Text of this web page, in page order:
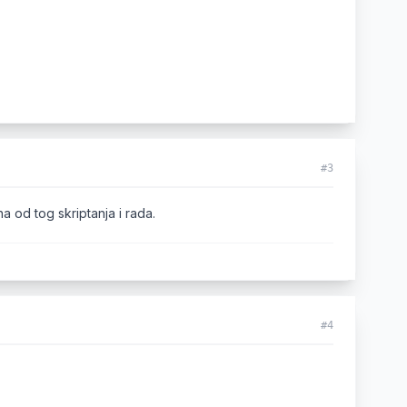
nije potrebno
#3
od tog skriptanja i rada.
#4